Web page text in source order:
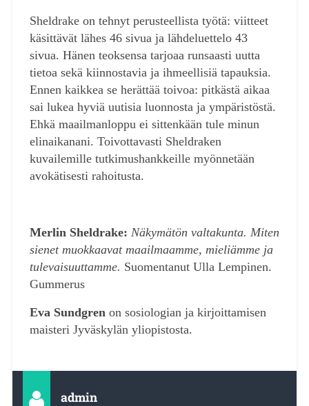
Sheldrake on tehnyt perusteellista työtä: viitteet
käsittävät lähes 46 sivua ja lähdeluettelo 43
sivua. Hänen teoksensa tarjoaa runsaasti uutta
tietoa sekä kiinnostavia ja ihmeellisiä tapauksia.
Ennen kaikkea se herättää toivoa: pitkästä aikaa
sai lukea hyviä uutisia luonnosta ja ympäristöstä.
Ehkä maailmanloppu ei sittenkään tule minun
elinaikanani. Toivottavasti Sheldraken
kuvailemille tutkimushankkeille myönnetään
avokätisesti rahoitusta.
Merlin Sheldrake: Näkymätön valtakunta. Miten
sienet muokkaavat maailmaamme, mieliämme ja
tulevaisuuttamme. Suomentanut Ulla Lempinen.
Gummerus
Eva Sundgren on sosiologian ja kirjoittamisen
maisteri Jyväskylän yliopistosta.
admin